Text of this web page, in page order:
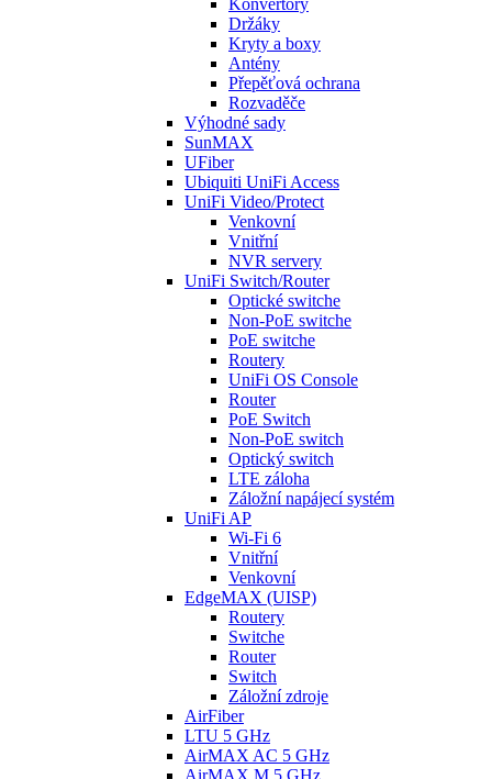
Konvertory
Držáky
Kryty a boxy
Antény
Přepěťová ochrana
Rozvaděče
Výhodné sady
SunMAX
UFiber
Ubiquiti UniFi Access
UniFi Video/Protect
Venkovní
Vnitřní
NVR servery
UniFi Switch/Router
Optické switche
Non-PoE switche
PoE switche
Routery
UniFi OS Console
Router
PoE Switch
Non-PoE switch
Optický switch
LTE záloha
Záložní napájecí systém
UniFi AP
Wi-Fi 6
Vnitřní
Venkovní
EdgeMAX (UISP)
Routery
Switche
Router
Switch
Záložní zdroje
AirFiber
LTU 5 GHz
AirMAX AC 5 GHz